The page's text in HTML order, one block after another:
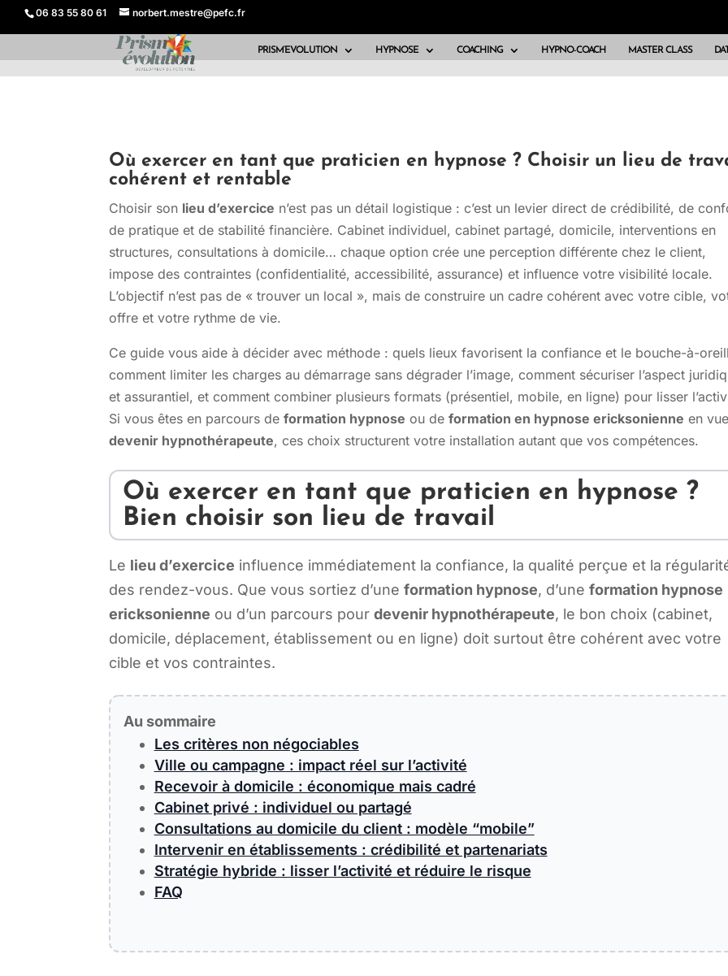
06 83 55 80 61 norbert.mestre@pefc.fr
PRISM’EVOLUTION HYPNOSE COACHING HYPNO-COACH MASTER CLASS
Où exercer en tant que praticien en hypnose ? Choisir un lieu de
cohérent et rentable
Choisir son lieu d’exercice n’est pas un détail logistique : c’est un levier direct de crédibilité, de
de pratique et de stabilité financière. Cabinet individuel, cabinet partagé, domicile, interventions en
structures, consultations à domicile… chaque option crée une perception différente chez le client,
impose des contraintes (confidentialité, accessibilité, assurance) et influence votre visibilité locale.
L’objectif n’est pas de « trouver un local », mais de construire un cadre cohérent avec votre cible,
offre et votre rythme de vie.
Ce guide vous aide à décider avec méthode : quels lieux favorisent la confiance et le bouche-à-
comment limiter les charges au démarrage sans dégrader l’image, comment sécuriser l’aspect
et assurantiel, et comment combiner plusieurs formats (présentiel, mobile, en ligne) pour lisser
Si vous êtes en parcours deformation hypnose ou deformation en hypnose ericksonienne en
devenir hypnothérapeute, ces choix structurent votre installation autant que vos compétences.
Où exercer en tant que praticien en hypnose ?
Bien choisir son lieu de travail
Le lieu d’exercice influence immédiatement la confiance, la qualité perçue et la
des rendez-vous. Que vous sortiez d’uneformation hypnose, d’uneformation hypnose
ericksonienne ou d’un parcours pourdevenir hypnothérapeute, le bon choix (cabinet,
domicile, déplacement, établissement ou en ligne) doit surtout être cohérent avec votre
cible et vos contraintes.
Au sommaire
Les critères non négociables
Ville ou campagne : impact réel sur l’activité
Recevoir à domicile : économique mais cadré
Cabinet privé : individuel ou partagé
Consultations au domicile du client : modèle “mobile”
Intervenir en établissements : crédibilité et partenariats
Stratégie hybride : lisser l’activité et réduire le risque
FAQ